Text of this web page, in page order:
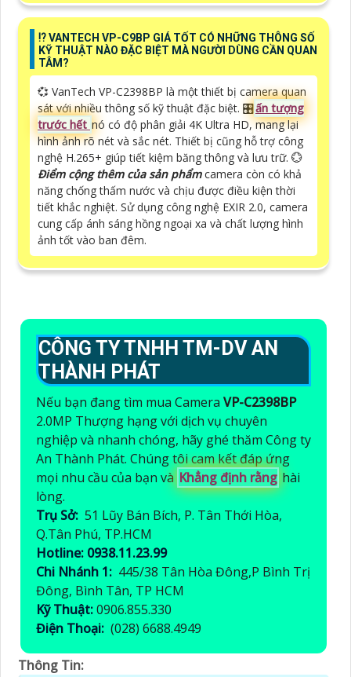
⁉️ VANTECH VP-C9BP GIÁ TỐT CÓ NHỮNG THÔNG SỐ
KỸ THUẬT NÀO ĐẶC BIỆT MÀ NGƯỜI DÙNG CẦN QUAN
TÂM?
💞 VanTech VP-C2398BP là một thiết bị camera quan
sát với nhiều thông số kỹ thuật đặc biệt. 🎛ấn tượng
trước hết nó có độ phân giải 4K Ultra HD, mang lại
hình ảnh rõ nét và sắc nét. Thiết bị cũng hỗ trợ công
nghệ H.265+ giúp tiết kiệm băng thông và lưu trữ. 💮
Điểm cộng thêm của sản phẩmcamera còn có khả
năng chống thấm nước và chịu được điều kiện thời
tiết khắc nghiệt. Sử dụng công nghệ EXIR 2.0, camera
cung cấp ánh sáng hồng ngoại xa và chất lượng hình
ảnh tốt vào ban đêm.
CÔNG TY TNHH TM-DV AN
THÀNH PHÁT
Nếu bạn đang tìm mua Camera VP-C2398BP
2.0MP Thượng hạng với dịch vụ chuyên
nghiệp và nhanh chóng, hãy ghé thăm Công ty
An Thành Phát. Chúng tôi cam kết đáp ứng
mọi nhu cầu của bạn và Khẳng định rằng hài
lòng.
Trụ Sở: 51 Lũy Bán Bích, P. Tân Thới Hòa,
Q.Tân Phú, TP.HCM
Hotline: 0938.11.23.99
Chi Nhánh 1: 445/38 Tân Hòa Đông,P Bình Trị
Đông, Bình Tân, TP HCM
Kỹ Thuật:0906.855.330
Điện Thoại: (028) 6688.4949
Thông Tin: